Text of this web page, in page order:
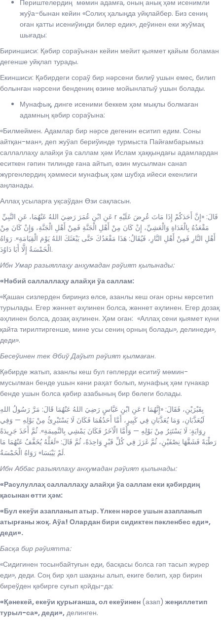
Периштелердиң мөмин адамға, оның анық ҳәм исенимли
жуўа-бынан кейин «Солиҳ ҳалыңда уйқлайбер. Биз сениң
оған қатты исениўиңди билер едик», деўинен еки жуўмақ
шығады:
Бириншиси: Қәбир сораўынан кейин мейит қыямет қайым боламан
дегенше уйқлап турады.
Екиншиси: Қәбирдеги сораў бир нәрсени билиў ушын емес, билип
болынған нәрсени бендениң өзине мойынлатыў ушын болады.
Мунафық, динге исеними беккем ҳәм мықлы болмаған
адамның қәбир сораўына:
«Билмеймен. Адамлар бир нәрсе дегенин еситип едим. Соны
айтқан-ман», деп жуўап бериўинде турмыста Пайғамбарымыз
саллаллаҳу алайҳи ўа саллам ҳәм Ислам ҳаққындағы адамлардан
еситкен гәпин тилинде ғана айтып, өзин мусылман санап
жүргенлердиң ҳәммеси мунафық ҳәм шубҳа ийеси екенлиги
аңланады.
Аллаҳ усыларға уқсаўдан Өзи сақласын.
مَقْعَدُهُ بِالْغَدَاةِ وَالْعَشِيِّ، إِنْ كَانَ مِنْ أَهْلِ الْجَنَّةِ فَمِنْ أَهْلِ الْجَنَّةِ، وَإِنْ كَانَ مِنْ
أَهْلِ النَّارِ فَمِنْ أَهْلِ النَّارِ، فَيُقَالُ: هَذَا مَقْعَدُكَ حَتَّى يَبْعَثَكَ اللهُ يَوْمَ الْقِيَامَةِ». رَوَاهُ
الْخَمْسَةُ إِلَّا أَبَا دَاوُدَ.
Ибн Умар разыяллаҳу анҳумадан рәўият қылынады:
«Нәбий саллаллаҳу алайҳи ўа саллам:
«Қашан сизлерден бириңиз өлсе, азанлы кеш оған орны көрсетип
турылады. Егер жәннет әҳлинен болса, жәннет әҳлинен. Егер дозақ
әҳлинен болса, дозақ әҳлинен. Ҳәм оған: ­ «Аллаҳ сени қыямет күни
қайта тирилтиргенше, мине усы сениң орның болады», делинеди»,
деди».
Бесеўинен тек Әбиў Даўыт рәўият қылмаған.
Қәбирде жатып, азанлы кеш бул гәплерди еситиў мөмин-
мусылман бенде ушын кәни раҳат болып, мунафық ҳәм гүнакар
бенде ушын болса қәбир азабының бир бөлеги болады.
عَنِ ابْنِ عَبَّاسٍ رَضِيَ اللهُ عَنْهُمَا قَالَ: مَرَّ رَسُولُ اللهِ r بِقَبْرَيْنِ، فَقَالَ: «إِنَّهُمَا
لَيُعَذَّبَانِ، وَمَا يُعَذَّبَانِ فِي كَبِيرٍ، أَمَّا أَحَدُهُمَا فَكَانَ لَا يَسْتَبْرِئُ مِنْ بَوْلِهِ — وَفِي
رِوَايَةٍ: لَا يَسْتَتِرُ مِنْ بَوْلِهِ — وَأَمَّا الْآخَرُ فَكَانَ يَمْشِي بِالنَّمِيمَةِ». ثُمَّ أَخَذَ جَرِيدَةً
رَطْبَةً فَشَقَّهَا نِصْفَيْنِ، ثُمَّ غَرَزَ فِي كُلِّ قَبْرٍ وَاحِدَةً، ثُمَّ قَالَ: «لَعَلَّهُ يُخَفَّفُ عَنْهُمَا مَا
لَمْ يَيْبَسَا» رَوَاهُ الْخَمْسَةُ.
Ибн Аббас разыяллаҳу анҳумадан рәўият қылынады:
«Расулуллаҳ саллаллаҳу алайҳи ўа саллам еки қәбирдиң
қасынан өтти ҳәм:
«Бул екеўи азапланып атыр. Үлкен нәрсе ушын азапланып
атырғаны жоқ. Аўа! Олардан бири сидиктен пәкленбес еди»,
деди».
Басқа бир рәўиятта:
«Сидигинен тосынбайтуғын еди, басқасы болса гәп тасып жүрер
еди», деди. Соң бир ҳөл шақаны алып, екиге бөлип, ҳәр бирин
биреўден қәбирге суғып қойды-да:
«Қәнекей, екеўи қурығанша, ол екеўинен (азап) жеңиллетип
турыл-са», деди», делинген.